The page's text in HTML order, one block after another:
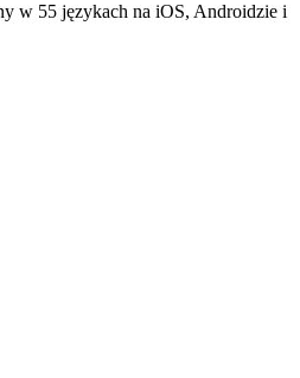
w 55 językach na iOS, Androidzie i